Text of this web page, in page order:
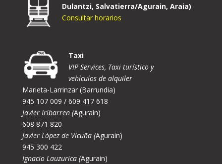
Dulantzi, Salvatierra/Agurain, Araia)
Consultar horarios
Taxi
VIP Services, Taxi turístico y
vehículos de alquiler
Marieta-Larrinzar (Barrundia)
945 107 009 / 609 417 618
Javier Iribarren (Agurain)
608 871 820
Javier López de Vicuña (Agurain)
945 300 422
Ignacio Lauzurica (Agurain)